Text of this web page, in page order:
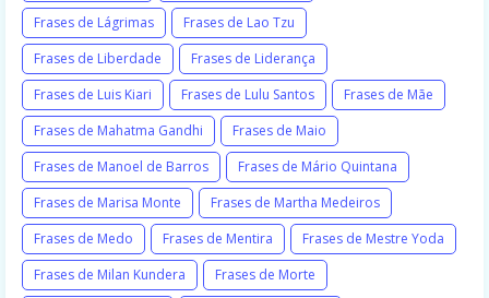
Frases de Lágrimas
Frases de Lao Tzu
Frases de Liberdade
Frases de Liderança
Frases de Luis Kiari
Frases de Lulu Santos
Frases de Mãe
Frases de Mahatma Gandhi
Frases de Maio
Frases de Manoel de Barros
Frases de Mário Quintana
Frases de Marisa Monte
Frases de Martha Medeiros
Frases de Medo
Frases de Mentira
Frases de Mestre Yoda
Frases de Milan Kundera
Frases de Morte